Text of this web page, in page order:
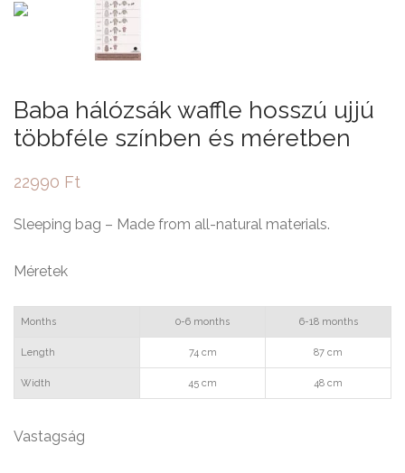
Baba hálózsák waffle hosszú ujjú
többféle színben és méretben
22990 Ft
Sleeping bag – Made from all-natural materials.
Méretek
Months 0-6 months 6-18 months
Length 74 cm 87 cm
Width 45 cm 48 cm
Vastagság